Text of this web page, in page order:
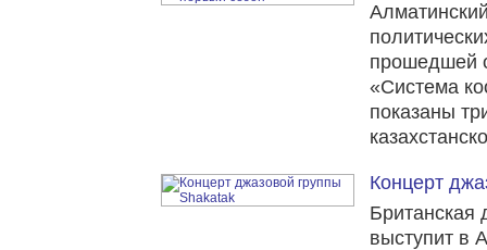
прошедшей
«Система
показаны
Концерт
Британская
выступит в